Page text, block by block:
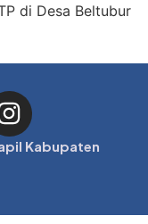
di Desa Beltubur
Kabupaten